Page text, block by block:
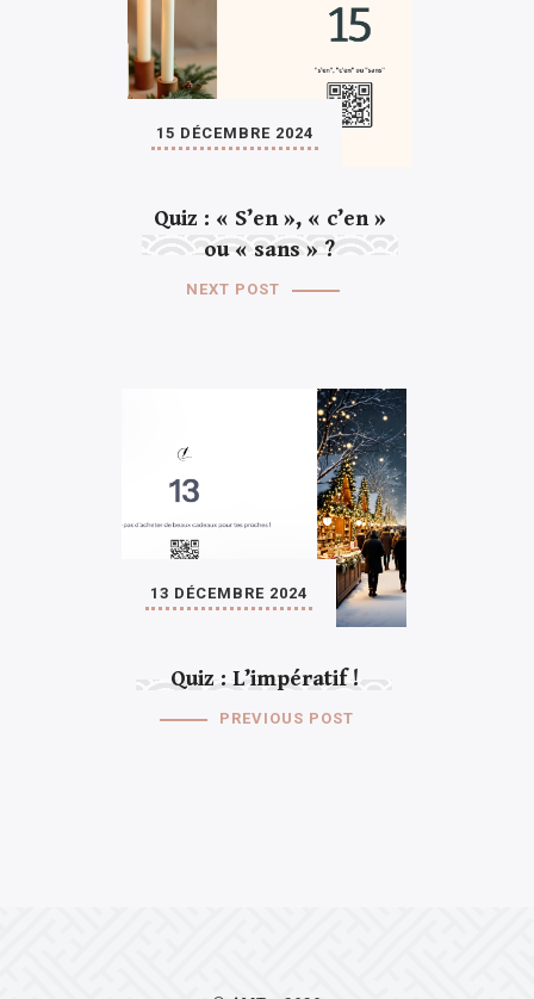
Quiz : « S’en », « c’en »
ou « sans » ?
15 DÉCEMBRE 2024
NEXT POST
Quiz : L’impératif !
13 DÉCEMBRE 2024
PREVIOUS POST